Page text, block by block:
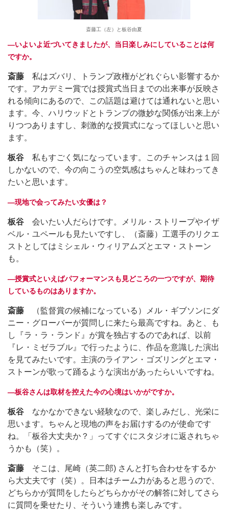
斎藤工（左）と板谷由夏
―いよいよ近づいてきましたが、当日楽しみにしていることは何
ですか。
斎藤 私はズバリ、トランプ政権がどれぐらい影響するか
です。アカデミー賞では授賞式当日までの出来事が反映さ
れる傾向にあるので、この話題は避けては通れないと思い
ます。今、ハリウッドとトランプの微妙な関係が出来上が
りつつありますし、刺激的な授賞式になってほしいと思い
ます。
板谷 私もすごく気になっています。このチャンスは１回
しかないので、今の向こうの空気感はちゃんと味わってき
たいと思います。
―現地で会ってみたい女優は？
板谷 会いたい人だらけです。メリル・ストリープやイザ
ベル・ユペールも見たいですし、（斎藤）工選手のリクエ
ストとしてはミシェル・ウィリアムズとエマ・ストーン
も。
―授賞式といえばパフォーマンスも見どころの一つですが、期待
しているものはありますか。
斎藤 （監督賞の候補になっている）メル・ギブソンにダ
ニー・グローバーが質問しに来たら最高ですね。あと、も
し『ラ・ラ・ランド』が賞を独占するのであれば、以前
『レ・ミゼラブル』で行ったように、作品を意識した演出
を見てみたいです。主演のライアン・ゴズリングとエマ・
ストーンが歌って踊るような演出があったらいいですね。
―板谷さんは取材を控えた今の心境はいかがですか。
板谷 なかなかできない経験なので、楽しみだし、光栄に
思います。ちゃんと現地の声をお届けするのが使命です
ね。「板谷大丈夫か？」ってすぐにスタジオに返されちゃ
うかも（笑）。
斎藤 そこは、尾崎（英二郎) さんと打ち合わせをするか
ら大丈夫です（笑）。日本はチーム力があると思うので、
どちらかが質問をしたらどちらかがその解答に対してさら
に質問を乗せたり、そういう連携も楽しみです。